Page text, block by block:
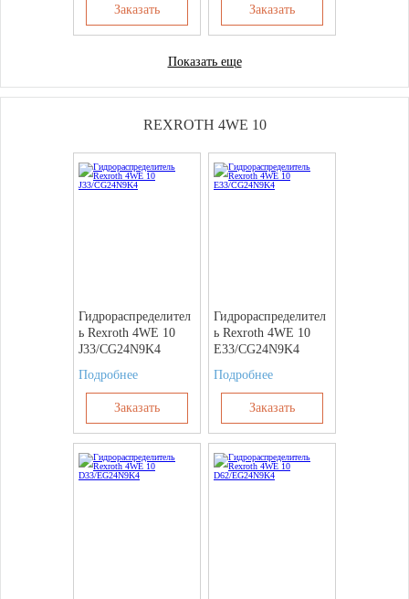
Заказать Заказать
Показать еще
REXROTH 4WE 10
Гидрораспределител
ь Rexroth 4WE 10
J33/CG24N9K4
Подробнее
Заказать
Гидрораспределител
ь Rexroth 4WE 10
E33/CG24N9K4
Подробнее
Заказать